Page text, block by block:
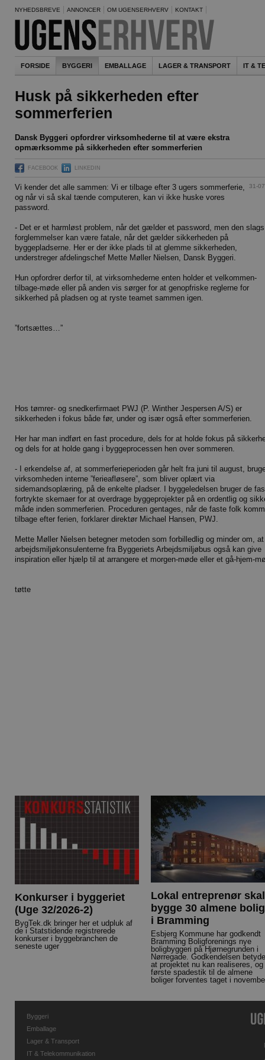
NYHEDSBREVE ANNONCER OM UGENSERHVERV KONTAKT
FORSIDE BYGGERI EMBALLAGE LAGER & TRANSPORT IT &
Husk på sikkerheden efter
sommerferien
Dansk Byggeri opfordrer virksomhederne til at være ekstra
opmærksomme på sikkerheden efter sommerferien
FACEBOOK LINKEDIN
31-
Vi kender det alle sammen: Vi er tilbage efter 3 ugers sommerferie,
og når vi så skal tænde computeren, kan vi ikke huske vores
password.
- Det er et harmløst problem, når det gælder et password, men den slags
forglemmelser kan være fatale, når det gælder sikkerheden på
byggepladserne. Her er der ikke plads til at glemme sikkerheden,
understreger afdelingschef Mette Møller Nielsen, Dansk Byggeri.
Hun opfordrer derfor til, at virksomhederne enten holder et velkommen-
tilbage-møde eller på anden vis sørger for at genopfriske reglerne for
sikkerhed på pladsen og at ryste teamet sammen igen.
”fortsættes…”
Hos tømrer- og snedkerfirmaet PWJ (P. Winther Jespersen A/S) er
sikkerheden i fokus både før, under og især også efter sommerferien.
Her har man indført en fast procedure, dels for at holde fokus på
og dels for at holde gang i byggeprocessen hen over sommeren.
- I erkendelse af, at sommerferieperioden går helt fra juni til august,
virksomheden interne ”ferieafløsere”, som bliver oplært via
sidemandsoplæring, på de enkelte pladser. I byggeledelsen bruger de
fortrykte skemaer for at overdrage byggeprojekter på en ordentlig og
måde inden sommerferien. Proceduren gentages, når de faste folk
tilbage efter ferien, forklarer direktør Michael Hansen, PWJ.
Mette Møller Nielsen betegner metoden som forbilledlig og minder om, at
arbejdsmiljøkonsulenterne fra Byggeriets Arbejdsmiljøbus også kan give
inspiration eller hjælp til at arrangere et morgen-møde eller et gå-hjem-
tøtte
Konkurser i byggeriet
(Uge 32/2026-2)
BygTek.dk bringer her et udpluk af
de i Statstidende registrerede
konkurser i byggebranchen de
seneste uger
Lokal entreprenør skal
bygge 30 almene
i Bramming
Esbjerg Kommune har godkendt
Bramming Boligforenings nye
boligbyggeri på Hjørnegrunden i
Nørregade. Godkendelsen
at projektet nu kan realiseres, og
første spadestik til de almene
boliger forventes taget i
Byggeri
Emballage
Lager & Transport
IT & Telekommunikation